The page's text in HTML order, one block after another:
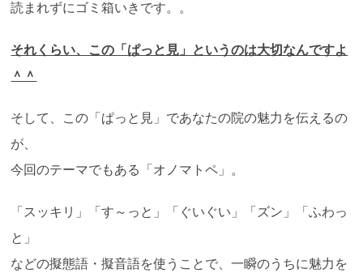
読まれずにゴミ箱いきです。。
それくらい、この「ぱっと見」というのは大切なんですよ
＾＾
そして、この「ぱっと見」であなたの院の魅力を伝えるの
が、
今回のテーマでもある「オノマトペ」。
「スッキリ」「す～っと」「ぐいぐい」「ズン」「ふわっ
と」
などの擬態語・擬音語を使うことで、一瞬のうちに魅力を